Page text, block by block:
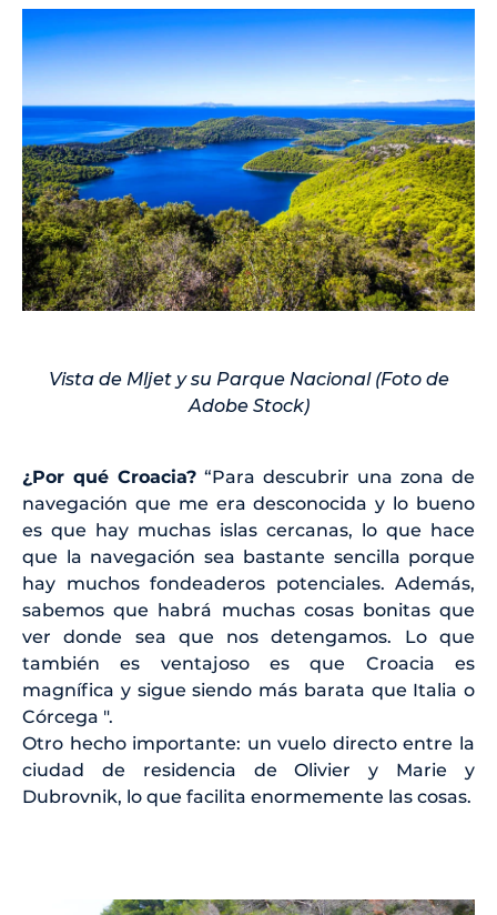
Vista de Mljet y su Parque Nacional (Foto de
Adobe Stock)
¿Por qué Croacia? “Para descubrir una zona de
navegación que me era desconocida y lo bueno
es que hay muchas islas cercanas, lo que hace
que la navegación sea bastante sencilla porque
hay muchos fondeaderos potenciales. Además,
sabemos que habrá muchas cosas bonitas que
ver donde sea que nos detengamos. Lo que
también es ventajoso es que Croacia es
magnífica y sigue siendo más barata que Italia o
Córcega ".
Otro hecho importante: un vuelo directo entre la
ciudad de residencia de Olivier y Marie y
Dubrovnik, lo que facilita enormemente las cosas.